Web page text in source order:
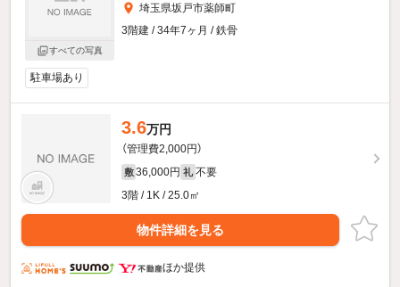
すべての写真
埼玉県坂戸市薬師町
3階建 / 34年7ヶ月 / 鉄骨
駐車場あり
3.6万円
（管理費2,000円）
敷 36,000円 礼 不要
3階 / 1K / 25.0㎡
物件詳細を見る
ほか提供